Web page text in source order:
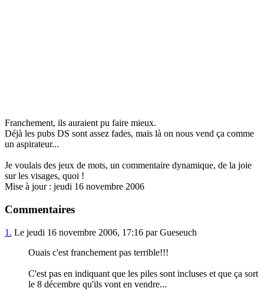
Franchement, ils auraient pu faire mieux.
Déjà les pubs DS sont assez fades, mais là on nous vend ça comme
un aspirateur...
Je voulais des jeux de mots, un commentaire dynamique, de la joie
sur les visages, quoi !
Mise à jour : jeudi 16 novembre 2006
Commentaires
1. Le jeudi 16 novembre 2006, 17:16 par Gueseuch
Ouais c'est franchement pas terrible!!!
C'est pas en indiquant que les piles sont incluses et que ça sort
le 8 décembre qu'ils vont en vendre...